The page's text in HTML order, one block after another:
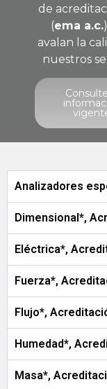
de
(ema a.c.
avalan la
nuestros
Analizadores
Dimensional*,
Eléctrica*,
Fuerza*,
Flujo*,
Humedad*,
Masa*,